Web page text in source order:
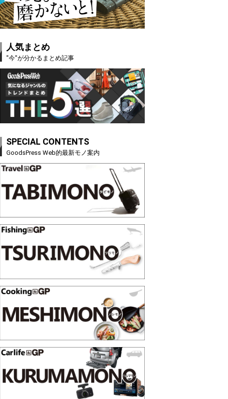
人気まとめ
"今"が分かるまとめ記事
SPECIAL CONTENTS
GoodsPress Web的最新モノ案内